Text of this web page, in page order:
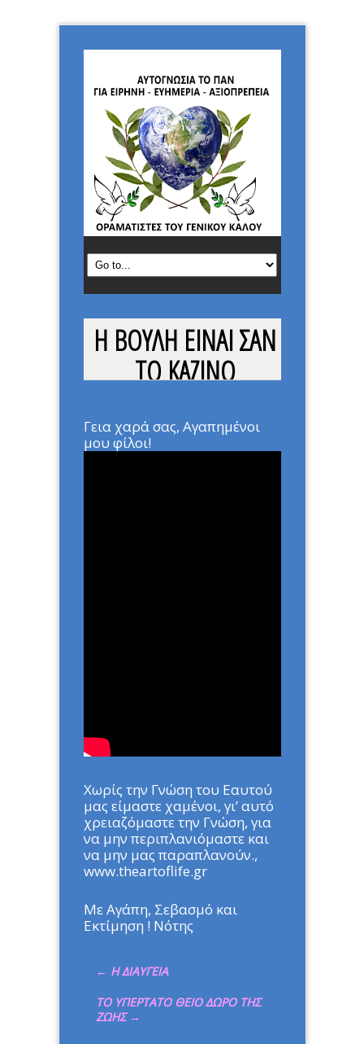
Η ΒΟΥΛΗ ΕΙΝΑΙ ΣΑΝ
ΤΟ ΚΑΖΙΝΟ
Γεια χαρά σας, Αγαπημένοι
μου φίλοι!
Χωρίς την Γνώση του Εαυτού
μας είμαστε χαμένοι, γι’ αυτό
χρειαζόμαστε την Γνώση, για
να μην περιπλανιόμαστε και
να μην μας παραπλανούν.,
www.theartoflife.gr
Με Αγάπη, Σεβασμό και
Εκτίμηση ! Νότης
← Η ΔΙΑΥΓΕΙΑ
ΤΟ ΥΠΕΡΤΑΤΟ ΘΕΙΟ ΔΩΡΟ ΤΗΣ
ΖΩΗΣ→